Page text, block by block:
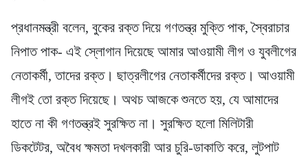
প্রধানমন্ত্রী বলেন, বুকের রক্ত দিয়ে গণতন্ত্র মুক্তি পাক, স্বৈরাচার
নিপাত পাক- এই স্লোগান দিয়েছে আমার আওয়ামী লীগ ও যুবলীগের
নেতাকর্মী, তাদের রক্ত। ছাত্রলীগের নেতাকর্মীদের রক্ত। আওয়ামী
লীগই তো রক্ত দিয়েছে। অথচ আজকে শুনতে হয়, যে আমাদের
হাতে না কী গণতন্ত্রই সুরক্ষিত না। সুরক্ষিত হলো মিলিটারী
ডিকটেটর, অবৈধ ক্ষমতা দখলকারী আর চুরি-ডাকাতি করে, লুটপাট